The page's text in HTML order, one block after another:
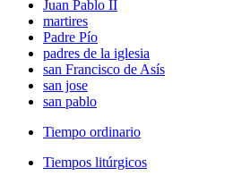
Juan Pablo II
martires
Padre Pío
padres de la iglesia
san Francisco de Asís
san jose
san pablo
Tiempo ordinario
Tiempos litúrgicos